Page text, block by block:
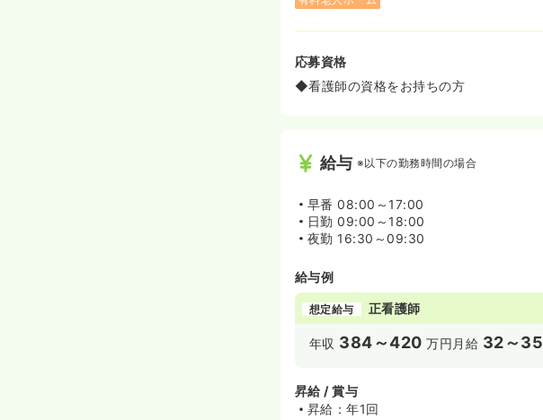
応募資格
◆看護師の資格をお持ちの方
給与 ※以下の勤務時間の場合
早番 08:00～17:00
日勤 09:00～18:00
夜勤 16:30～09:30
給与例
想定給与 正看護師
年収 384～420 万円 月給 32～35
昇給 / 賞与
昇給：年1回